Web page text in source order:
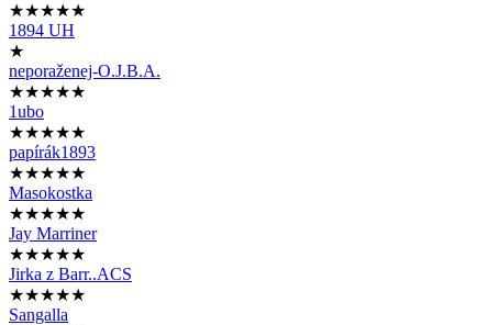
★★★★★
1894 UH
★
neporaženej-O.J.B.A.
★★★★★
1ubo
★★★★★
papírák1893
★★★★★
Masokostka
★★★★★
Jay Marriner
★★★★★
Jirka z Barr..ACS
★★★★★
Sangalla